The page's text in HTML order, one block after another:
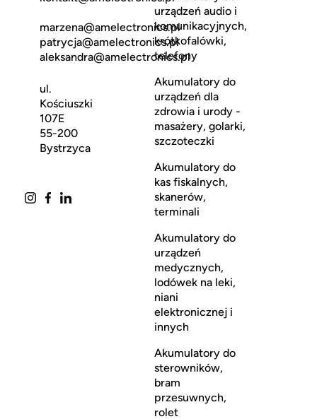
marzena@amelectronics.pl
patrycja@amelectronics.pl
aleksandra@amelectronics.pl
ul.
Kościuszki
107E
55-200
Bystrzyca
urządzeń audio i
komunikacyjnych,
krótkofalówki,
telefony
Akumulatory do
urządzeń dla
zdrowia i urody -
masażery, golarki,
szczoteczki
Akumulatory do
kas fiskalnych,
skanerów,
terminali
Akumulatory do
urządzeń
medycznych,
lodówek na leki,
niani
elektronicznej i
innych
Akumulatory do
sterowników,
bram
przesuwnych,
rolet